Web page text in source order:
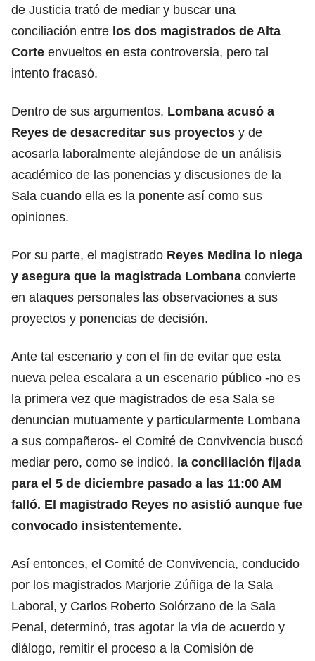
de Justicia trató de mediar y buscar una
conciliación entre los dos magistrados de Alta
Corte envueltos en esta controversia, pero tal
intento fracasó.
Dentro de sus argumentos, Lombana acusó a
Reyes de desacreditar sus proyectos y de
acosarla laboralmente alejándose de un análisis
académico de las ponencias y discusiones de la
Sala cuando ella es la ponente así como sus
opiniones.
Por su parte, el magistrado Reyes Medina lo niega
y asegura que la magistrada Lombana convierte
en ataques personales las observaciones a sus
proyectos y ponencias de decisión.
Ante tal escenario y con el fin de evitar que esta
nueva pelea escalara a un escenario público -no es
la primera vez que magistrados de esa Sala se
denuncian mutuamente y particularmente Lombana
a sus compañeros- el Comité de Convivencia buscó
mediar pero, como se indicó, la conciliación fijada
para el 5 de diciembre pasado a las 11:00 AM
falló. El magistrado Reyes no asistió aunque fue
convocado insistentemente.
Así entonces, el Comité de Convivencia, conducido
por los magistrados Marjorie Zúñiga de la Sala
Laboral, y Carlos Roberto Solórzano de la Sala
Penal, determinó, tras agotar la vía de acuerdo y
diálogo, remitir el proceso a la Comisión de